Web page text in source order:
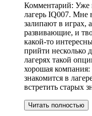
Комментарий: Уже
лагерь IQ007. Мне
залипают в играх,
развивающие, и
какой-то
прийти несколько
лагерях такой
хорошая
знакомится в
встретить старых
Читать полностью